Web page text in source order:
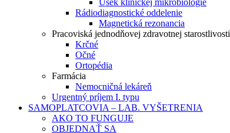
Úsek klinickej mikrobiológie
Rádiodiagnostické oddelenie
Magnetická rezonancia
Pracoviská jednodňovej zdravotnej starostlivosti
Krčné
Očné
Ortopédia
Farmácia
Nemocničná lekáreň
Urgentný príjem I. typu
SAMOPLATCOVIA – LAB. VYŠETRENIA
AKO TO FUNGUJE
OBJEDNAŤ SA